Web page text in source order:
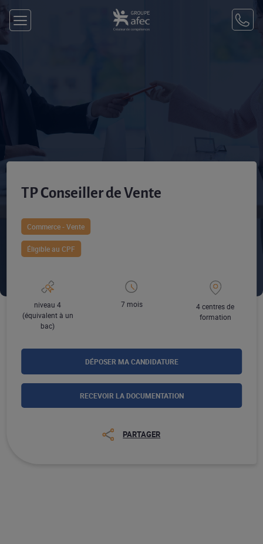
TP Conseiller de Vente
Commerce - Vente
Éligible au CPF
niveau 4
(équivalent à un
bac)
7 mois
4 centres de
formation
DÉPOSER MA CANDIDATURE
RECEVOIR LA DOCUMENTATION
PARTAGER